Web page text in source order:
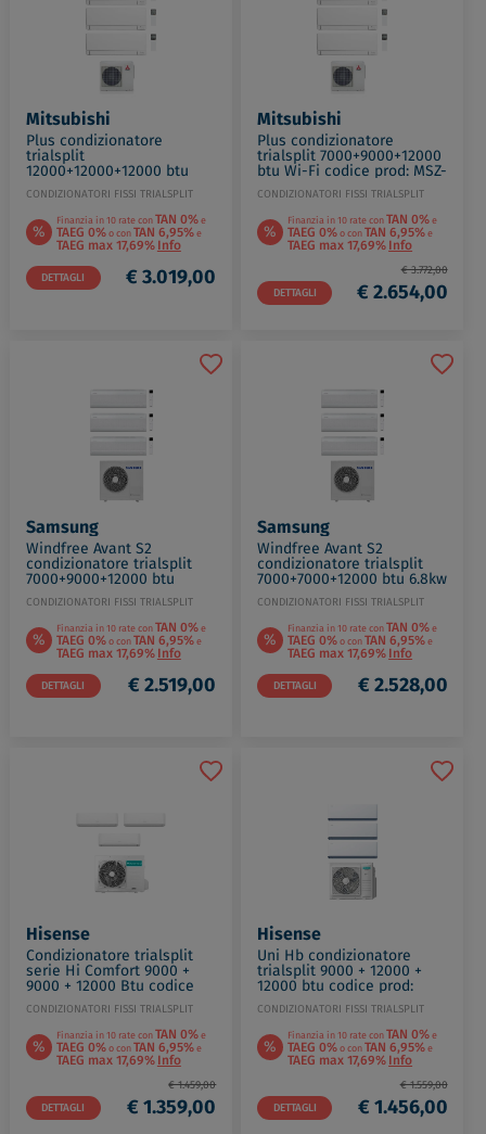
Mitsubishi
Plus condizionatore
trialsplit
12000+12000+12000 btu
Wi-Fi codice prod: MSZ-
AY35VGKP(3) MXZ-3F68VF4
CONDIZIONATORI FISSI TRIALSPLIT
% Finanzia in 10 rate conTAN 0%e
TAEG 0%o conTAN 6,95%e
TAEG max 17,69%Info
DETTAGLI € 3.019,00
Mitsubishi
Plus condizionatore
trialsplit 7000+9000+12000
btu Wi-Fi codice prod: MSZ-
AY20(25)35VGKP MXZ-
3F54VF4
CONDIZIONATORI FISSI TRIALSPLIT
% Finanzia in 10 rate conTAN 0%e
TAEG 0%o conTAN 6,95%e
TAEG max 17,69%Info
DETTAGLI
€ 3.772,00
€ 2.654,00
Samsung
Windfree Avant S2
condizionatore trialsplit
7000+9000+12000 btu
6.8kw Wi-Fi codice prod:
AR70F07(09)(12)C1AWNEU
AJ068TX
CONDIZIONATORI FISSI TRIALSPLIT
% Finanzia in 10 rate conTAN 0%e
TAEG 0%o conTAN 6,95%e
TAEG max 17,69%Info
DETTAGLI € 2.519,00
Samsung
Windfree Avant S2
condizionatore trialsplit
7000+7000+12000 btu 6.8kw
Wi-Fi codice prod:
AR70F07(07)(12)C1AWNEU
AJ068TX
CONDIZIONATORI FISSI TRIALSPLIT
% Finanzia in 10 rate conTAN 0%e
TAEG 0%o conTAN 6,95%e
TAEG max 17,69%Info
DETTAGLI € 2.528,00
Hisense
Condizionatore trialsplit
serie Hi Comfort 9000 +
9000 + 12000 Btu codice
prod: CF25YR4BG(2)
CF35MR0BG 3AMW72U
CONDIZIONATORI FISSI TRIALSPLIT
% Finanzia in 10 rate conTAN 0%e
TAEG 0%o conTAN 6,95%e
TAEG max 17,69%Info
DETTAGLI
€ 1.459,00
€ 1.359,00
Hisense
Uni Hb condizionatore
trialsplit 9000 + 12000 +
12000 btu codice prod:
HB25XU0AG HB35XU0AG(2)
3AMW72U
CONDIZIONATORI FISSI TRIALSPLIT
% Finanzia in 10 rate conTAN 0%e
TAEG 0%o conTAN 6,95%e
TAEG max 17,69%Info
DETTAGLI
€ 1.559,00
€ 1.456,00